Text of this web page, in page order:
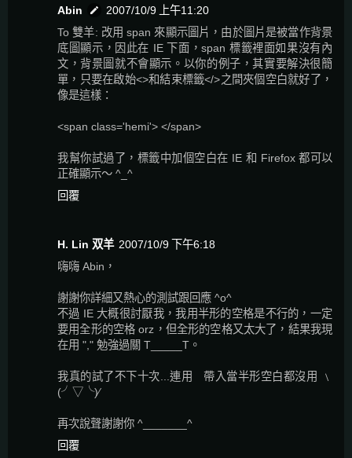
Abin
2007/10/9 上午11:20
To 雙羊: 改用 span 來顯示圖片，由於圖片是被當作背景
底圖顯示，因此在 IE 下面，span 標籤裡面如果沒有內
文，背景圖就不會顯示。以你的例子，其實要解決很簡
單，只要在啟始<>和結束標籤</>之間夾個空白就好了，
像是這樣：
<span class='hemi'> </span>
我幫你試過了，標籤中加個空白在 IE 和 Firefox 都可以
正確顯示～ ^_^
回覆
H. Lin 双羊 2007/10/9 下午6:18
嗨嗨 Abin，
謝謝你詳細又熱心的測試跟回應 ^o^
不過 IE 大概很討厭我，我用半形的空格是不行的，一定
要用全形的空格 orz，但全形的空格又太大了，結果我現
在用 "," 勉強過關 T_____T。
我真的試了不下十次...連用 帶入當半形空白都沒用 ﹨
(╯▽╰)∕
再次說聲謝謝你 ^_______^
回覆